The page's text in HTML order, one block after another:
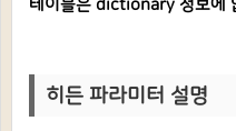
테이블은 dictionary 정보에
히든 파라미터 설명